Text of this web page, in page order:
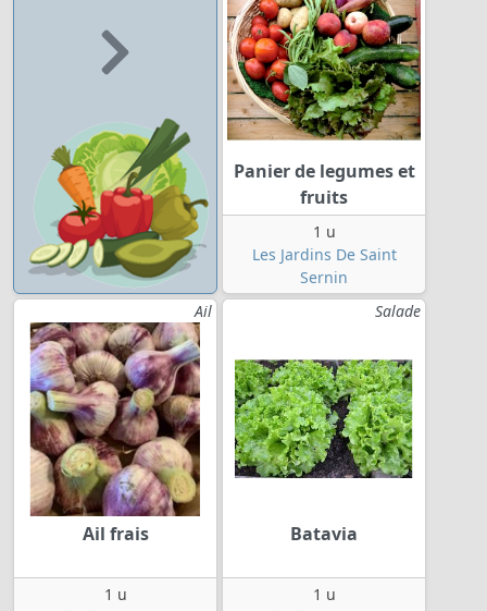
Panier de legumes et
fruits
1 u
Les Jardins De Saint
Sernin
Ail
Ail frais
1 u
Salade
Batavia
1 u